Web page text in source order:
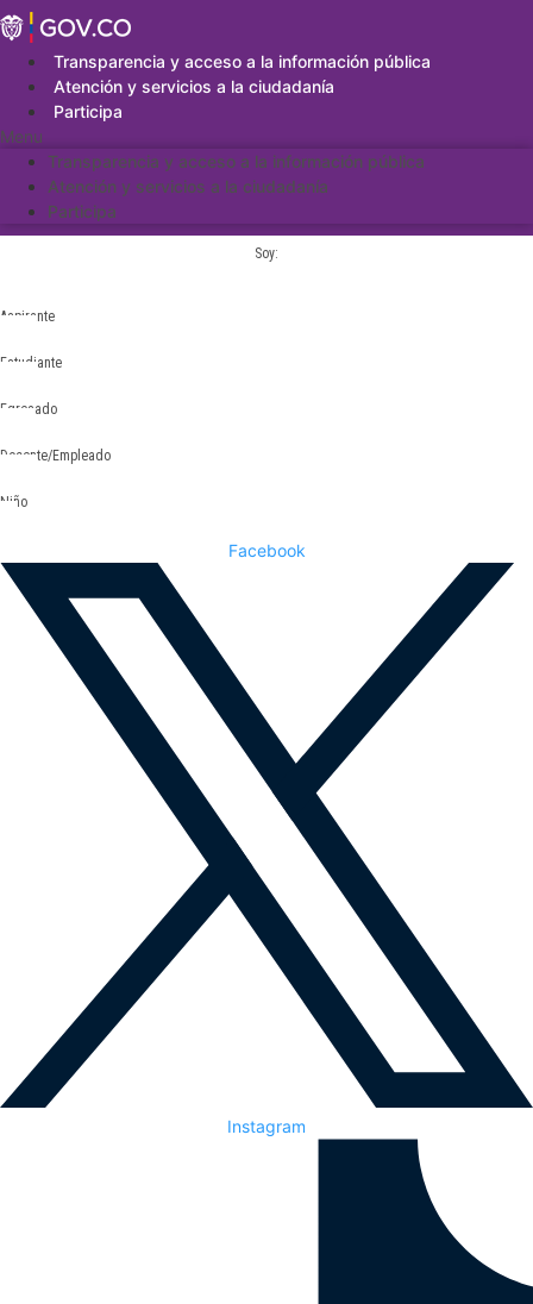
Saltar
al
contenidoTransparencia y acceso a la información pública
Atención y servicios a la ciudadanía
Participa
Menu
Transparencia y acceso a la información pública
Atención y servicios a la ciudadanía
Participa
Soy:
Aspirante
Estudiante
Egresado
Docente/Empleado
Niño
Facebook
Instagram